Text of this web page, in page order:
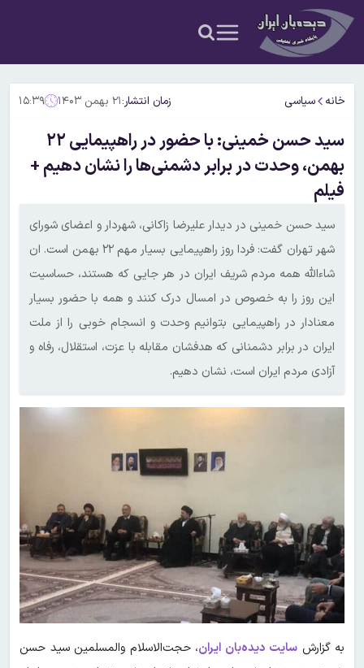
خانه سیاسی زمان انتشار:۲۱ بهمن ۱۴۰۳ ۱۵:۳۹
سید حسن خمینی: با حضور در راهپیمایی ۲۲
بهمن، وحدت در برابر دشمنی‌ها را نشان دهیم +
فیلم
سید حسن خمینی در دیدار علیرضا زاکانی، شهردار و اعضای شورای
شهر تهران گفت: فردا روز راهپیمایی بسیار مهم ۲۲ بهمن‌ است. ان
شاءالله همه‌ مردم شریف ایران در هر جایی که هستند، حساسیت
این روز را به خصوص در امسال‌ درک کنند و همه با حضور بسیار
معنادار در راهپیمایی بتوانیم وحدت‌ و انسجام خوبی را از ملت‌
ایران در برابر دشمنانی که هدفشان مقابله با عزت، استقلال، رفاه و
آزادی مردم‌ ایران است، نشان‌ دهیم.
به گزارش سایت دیده‌بان ایران، حجت‌الاسلام والمسلمین سید حسن